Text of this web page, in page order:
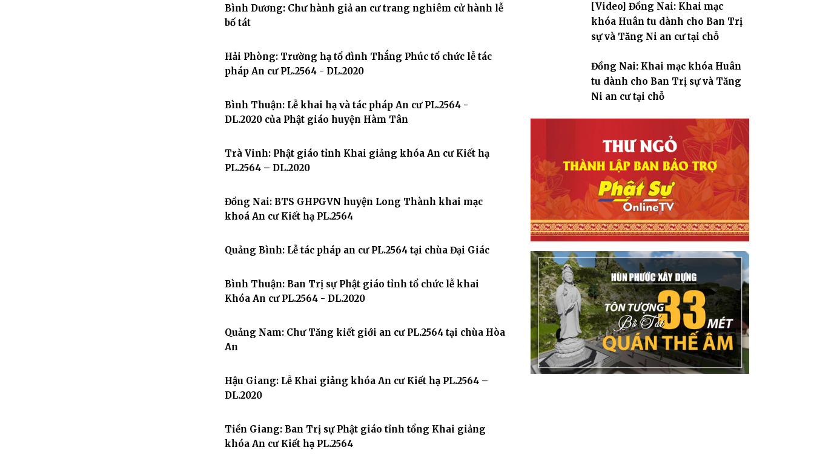
Bình Dương: Chư hành giả an cư trang nghiêm cử hành lễ
bố tát
Hải Phòng: Trường hạ tổ đình Thắng Phúc tổ chức lễ tác
pháp An cư PL.2564 - DL.2020
Bình Thuận: Lễ khai hạ và tác pháp An cư PL.2564 -
DL.2020 của Phật giáo huyện Hàm Tân
Trà Vinh: Phật giáo tỉnh Khai giảng khóa An cư Kiết hạ
PL.2564 – DL.2020
Đồng Nai: BTS GHPGVN huyện Long Thành khai mạc
khoá An cư Kiết hạ PL.2564
Quảng Bình: Lễ tác pháp an cư PL.2564 tại chùa Đại Giác
Bình Thuận: Ban Trị sự Phật giáo tỉnh tổ chức lễ khai
Khóa An cư PL.2564 - DL.2020
Quảng Nam: Chư Tăng kiết giới an cư PL.2564 tại chùa Hòa
An
Hậu Giang: Lễ Khai giảng khóa An cư Kiết hạ PL.2564 –
DL.2020
Tiền Giang: Ban Trị sự Phật giáo tỉnh tổng Khai giảng
khóa An cư Kiết hạ PL.2564
giáo
[Video] Đồng Nai: Khai mạc
khóa Huân tu dành cho Ban Trị
sự và Tăng Ni an cư tại chỗ
Đồng Nai: Khai mạc khóa Huân
tu dành cho Ban Trị sự và Tăng
Ni an cư tại chỗ